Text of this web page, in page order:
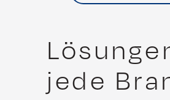
jede